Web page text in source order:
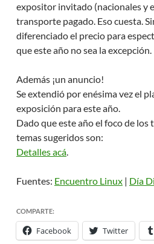
expositor invitado (nacionales y
transporte pagado. Eso cuesta.
diferenciado el precio para
que este año no sea la excepción.
Además ¡un anuncio!
Se extendió por enésima vez el
exposición para este año.
Dado que este año el foco de los
temas sugeridos son:
Detalles acá.
Fuentes: Encuentro Linux | Día
COMPARTE:
Facebook Twitter